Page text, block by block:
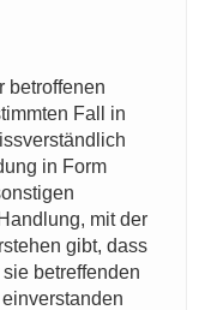
betroffenen
Fall in
in Form
mit der
gibt, dass
betreffenden